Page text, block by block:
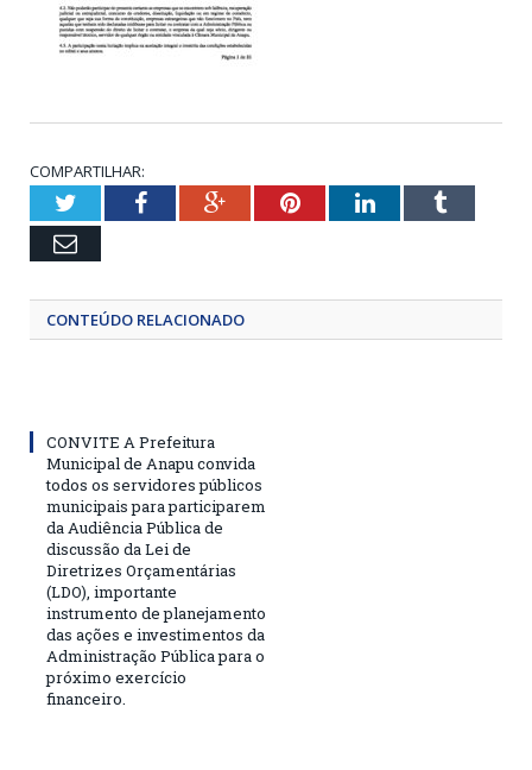
COMPARTILHAR:
TwitterFacebookGoogle+PinterestLinkedInTumblr
Email
CONTEÚDO RELACIONADO
CONVITE A Prefeitura
Municipal de Anapu convida
todos os servidores públicos
municipais para participarem
da Audiência Pública de
discussão da Lei de
Diretrizes Orçamentárias
(LDO), importante
instrumento de planejamento
das ações e investimentos da
Administração Pública para o
próximo exercício
financeiro.